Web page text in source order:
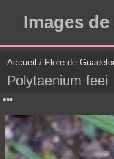
Images
Accueil / Flore de
Polytaenium feei